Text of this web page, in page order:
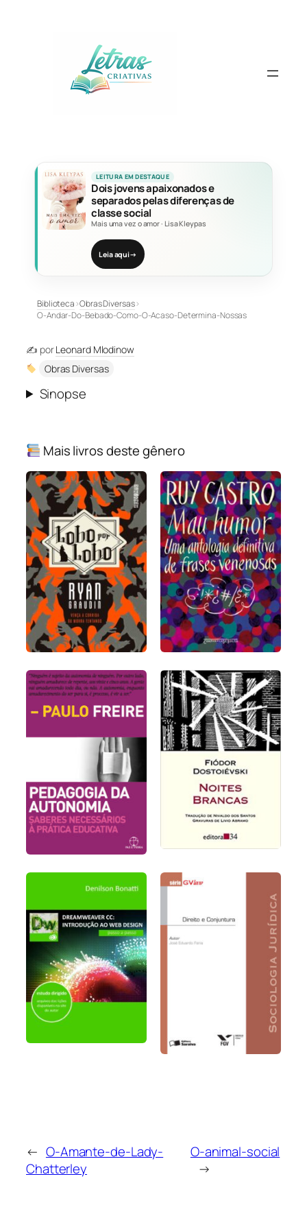
LEITURA EM DESTAQUE
Dois jovens apaixonados e
separados pelas diferenças de
classe social
Mais uma vez o amor· Lisa Kleypas
Leia aqui→
Biblioteca›Obras Diversas›
O-Andar-Do-Bebado-Como-O-Acaso-Determina-Nossas
✍️ porLeonard Mlodinow
Obras Diversas
Sinopse
Mais livros deste gênero
← O-Amante-de-Lady-
Chatterley
O-animal-social
→